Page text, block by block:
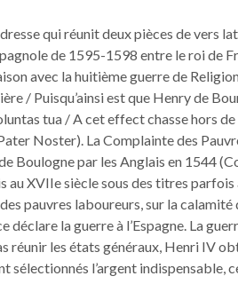
de)
La
Complainte
des
Pauvres
Labourens
sur
Da
pacem
Domine.
qui réunit deux pièces de vers
de 1595-1598 entre le roi de
avec la huitième guerre de
/ Puisqu’ainsi est que Henry de
tua / A cet effect chasse hors
Noster). La Complainte des
Boulogne par les Anglais en 1544
au XVIIe siècle sous des titres parfois
pauvres laboureurs, sur la calamité
déclare la guerre à l’Espagne. La
réunir les états généraux, Henri IV
sélectionnés l’argent indispensable,